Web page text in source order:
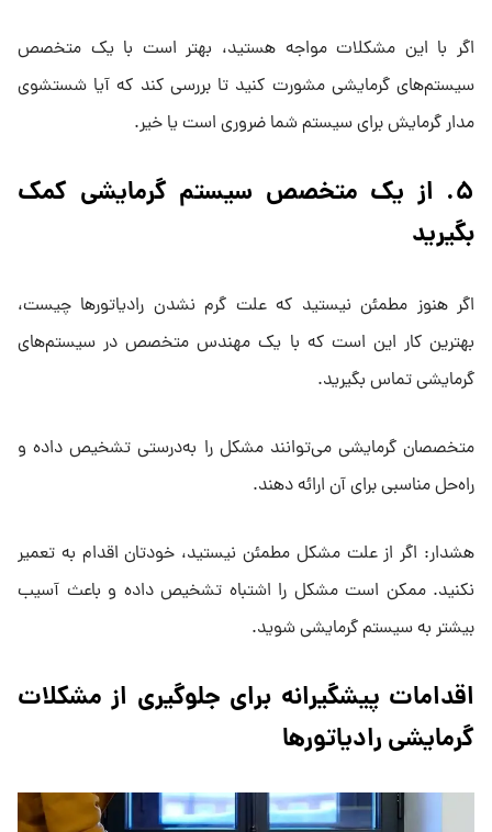
اگر با این مشکلات مواجه هستید، بهتر است با یک متخصص
سیستم‌های گرمایشی مشورت کنید تا بررسی کند که آیا شستشوی
مدار گرمایش برای سیستم شما ضروری است یا خیر.
۵. از یک متخصص سیستم گرمایشی کمک
بگیرید
اگر هنوز مطمئن نیستید که علت گرم نشدن رادیاتورها چیست،
بهترین کار این است که با یک مهندس متخصص در سیستم‌های
گرمایشی تماس بگیرید.
متخصصان گرمایشی می‌توانند مشکل را به‌درستی تشخیص داده و
راه‌حل مناسبی برای آن ارائه دهند.
هشدار: اگر از علت مشکل مطمئن نیستید، خودتان اقدام به تعمیر
نکنید. ممکن است مشکل را اشتباه تشخیص داده و باعث آسیب
بیشتر به سیستم گرمایشی شوید.
اقدامات پیشگیرانه برای جلوگیری از مشکلات
گرمایشی رادیاتورها